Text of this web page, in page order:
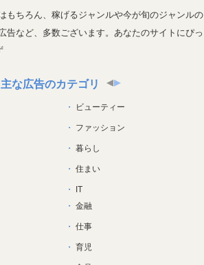
もちろん、稼げるジャンルや今が旬のジャンルの
告など、多数ございます。あなたのサイトにぴっ
主な広告のカテゴリ
ビューティー
ファッション
暮らし
住まい
IT
金融
仕事
育児